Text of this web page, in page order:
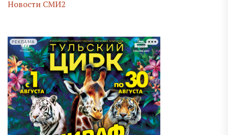
Новости СМИ2
РЕКЛАМА